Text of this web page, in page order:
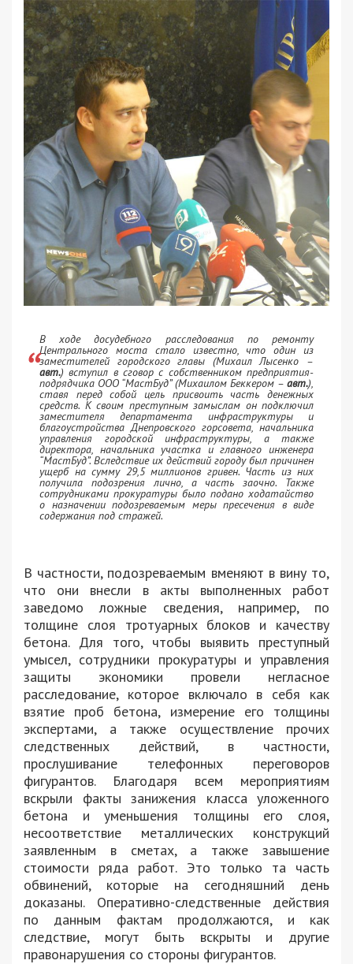
В ходе досудебного расследования по ремонту
Центрального моста стало известно, что один из
заместителей городского главы (Михаил Лысенко –
авт.) вступил в сговор с собственником предприятия-
подрядчика ООО “МастБуд” (Михаилом Беккером – авт.),
ставя перед собой цель присвоить часть денежных
средств. К своим преступным замыслам он подключил
заместителя департамента инфраструктуры и
благоустройства Днепровского горсовета, начальника
управления городской инфраструктуры, а также
директора, начальника участка и главного инженера
“МастБуд”. Вследствие их действий городу был причинен
ущерб на сумму 29,5 миллионов гривен. Часть из них
получила подозрения лично, а часть заочно. Также
сотрудниками прокуратуры было подано ходатайство
о назначении подозреваемым меры пресечения в виде
содержания под стражей.
В частности, подозреваемым вменяют в вину то,
что они внесли в акты выполненных работ
заведомо ложные сведения, например, по
толщине слоя тротуарных блоков и качеству
бетона. Для того, чтобы выявить преступный
умысел, сотрудники прокуратуры и управления
защиты экономики провели негласное
расследование, которое включало в себя как
взятие проб бетона, измерение его толщины
экспертами, а также осуществление прочих
следственных действий, в частности,
прослушивание телефонных переговоров
фигурантов. Благодаря всем мероприятиям
вскрыли факты занижения класса уложенного
бетона и уменьшения толщины его слоя,
несоответствие металлических конструкций
заявленным в сметах, а также завышение
стоимости ряда работ. Это только та часть
обвинений, которые на сегодняшний день
доказаны. Оперативно-следственные действия
по данным фактам продолжаются, и как
следствие, могут быть вскрыты и другие
правонарушения со стороны фигурантов.